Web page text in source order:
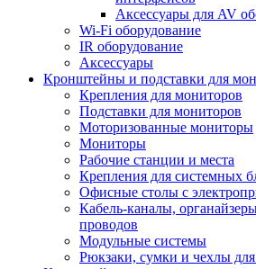
Аксессуары для AV
Wi-Fi оборудование
IR оборудование
Аксессуары
Кронштейны и подставки для
Крепления для мониторов
Подставки для мониторов
Моторизованные мониторы
Мониторы
Рабочие станции и места
Крепления для системных
Офисные столы с
Кабель-каналы,
проводов
Модульные системы
Рюкзаки, сумки и чехлы для